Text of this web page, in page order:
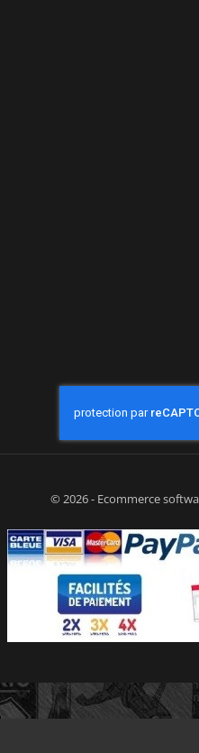
© 2026 - Ecommerce